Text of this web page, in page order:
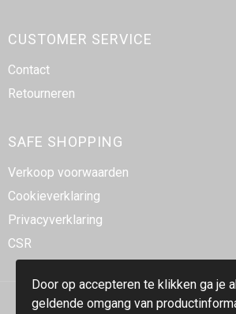
CUSTOMER SERVICE
Contact
Retourneren
SAFE SHOPPING
Verkoop voorwaarden
Cookieverklaring
Privacyverklaring
CSR
Door op accepteren te klikken ga je
geldende omgang van